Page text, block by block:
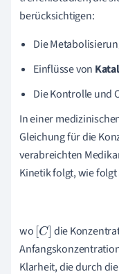
berücksichtigen:
Die
Einflüsse von
Die Kontrolle und
In einer
Gleichung für die
verabreichten
Kinetik folgt, wie folgt
wo [C] die
Klarheit, die durch